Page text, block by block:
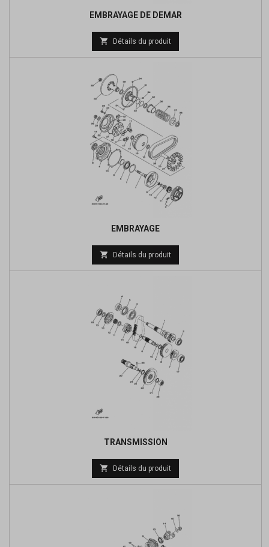
EMBRAYAGE DE DEMAR
Prix
de
 Détails du produit
EMBRAYAGE
Prix
de
 Détails du produit
TRANSMISSION
Prix
de
 Détails du produit